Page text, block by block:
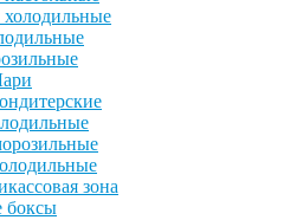
зона
боксы